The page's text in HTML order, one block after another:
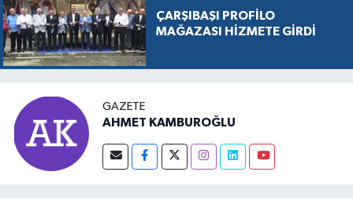
ÇARŞIBAŞI PROFİLO
MAĞAZASI HİZMETE GİRDİ
GAZETE
AHMET KAMBUROĞLU